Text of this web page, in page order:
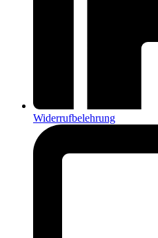
Widerrufbelehrung